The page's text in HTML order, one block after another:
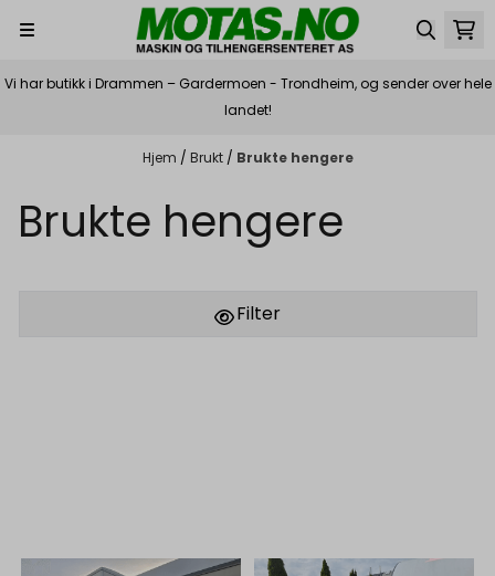
Hopp til innhold
Vi har butikk i Drammen – Gardermoen - Trondheim, og sender over hele
landet!
Hjem / Brukt / Brukte hengere
Brukte hengere
Filter